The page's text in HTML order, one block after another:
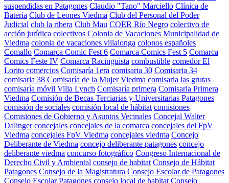
suspendidas en Patagones Claudio "Tano" Marciello Clínica de
Batería Club de Leones Viedma Club del Personal del Poder
Judicial club la ribera Club Mau COER Río Negro colectivo de
acción jurídica colectivos Colonia de Vacaciones Municipalidad de
Viedma colonia de vacaciones villalonga colonos españoles
Comallo Comarca Comic Fest 6 Comarca Comics Fest 5 Comarca
Comics Feste IV Comarca Racinguista combustible comedor El
Lorito comercios Comisaría 1era comisaria 30 Comisaria 34
comisaria 38 Comisaría de la Mujer Viedma comisaria las grutas
comisaría móvil Villa Lynch Comisaría primera Comisaria Primera
Viedma Comisión de Becas Terciarias y Universitarias Patagones
comisión de sociales comisión local de hábitat comisiones
Comisiones de Gobierno y Asuntos Vecinales Concejal Walter
Dalinger concejales concejales de la comarca concejales del FpV
Viedma concejales FpV Viedma concejales viedma Concejo
Deliberante de Viedma concejo deliberante patagones concejo
deliberante viedma concurso fotográfico Congreso Internacional de
Derecho Civil y Ambiental consejo de habitat Consejo de Hábitat
Patagones Consejo de la Magistratura Consejo Escolar de Patagones
Consejo Escolar Patagones consejo local de habitat Consejo